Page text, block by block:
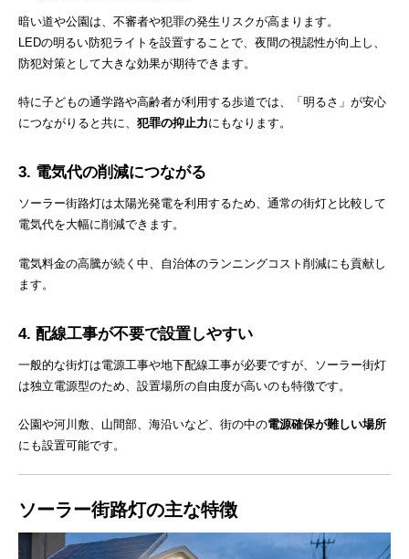
暗い道や公園は、不審者や犯罪の発生リスクが高まります。
LEDの明るい防犯ライトを設置することで、夜間の視認性が向上し、
防犯対策として大きな効果が期待できます。
特に子どもの通学路や高齢者が利用する歩道では、「明るさ」が安心
につながりると共に、 犯罪の抑止力にもなります。
3. 電気代の削減につながる
ソーラー街路灯は太陽光発電を利用するため、通常の街灯と比較して
電気代を大幅に削減できます。
電気料金の高騰が続く中、自治体のランニングコスト削減にも貢献し
ます。
4. 配線工事が不要で設置しやすい
一般的な街灯は電源工事や地下配線工事が必要ですが、ソーラー街灯
は独立電源型のため、設置場所の自由度が高いのも特徴です。
公園や河川敷、山間部、海沿いなど、街の中の電源確保が難しい場所
にも設置可能です。
ソーラー街路灯の主な特徴